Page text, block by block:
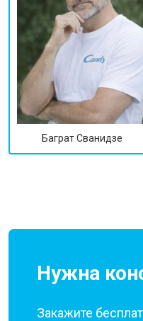
Баграт Сванидзе
Нужна
Закажите